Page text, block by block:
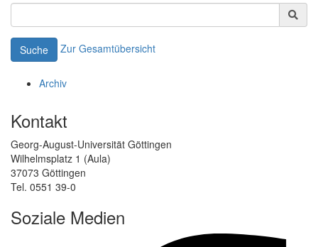
Suche Zur Gesamtübersicht
Archiv
Kontakt
Georg-August-Universität Göttingen
Wilhelmsplatz 1 (Aula)
37073 Göttingen
Tel. 0551 39-0
Soziale Medien